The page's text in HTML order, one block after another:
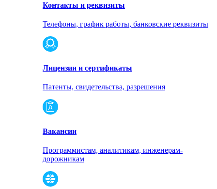
Контакты и реквизиты
Телефоны, график работы, банковские реквизиты
Лицензии и сертификаты
Патенты, свидетельства, разрешения
Вакансии
Программистам, аналитикам, инженерам-
дорожникам